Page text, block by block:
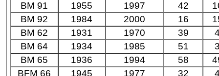
BM 91
1955 1997 42
BM 92
1984 2000 16
BM 62
1931 1970 39
BM 64
1934 1985 51
BM 65
1936 1994 58
BFM 66
1945 1977 32